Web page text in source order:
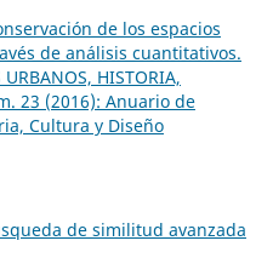
de los espacios
de análisis cuantitativos.
HISTORIA,
23 (2016): Anuario de
Cultura y Diseño
de similitud avanzada